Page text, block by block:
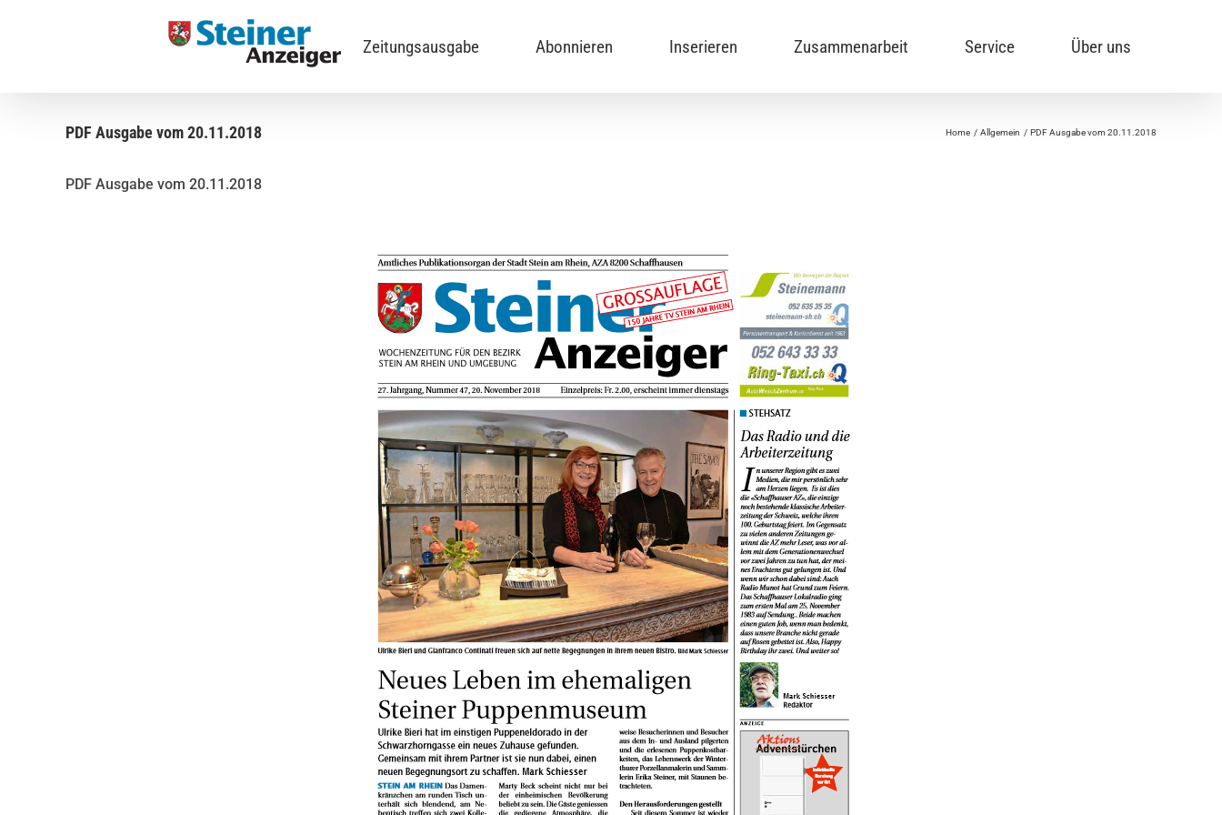
Zeitungsausgabe Abonnieren Inserieren Zusammenarbeit Service Über uns
PDF Ausgabe vom 20.11.2018 Home Allgemein PDF Ausgabe vom 20.11.2018
PDF Ausgabe vom 20.11.2018